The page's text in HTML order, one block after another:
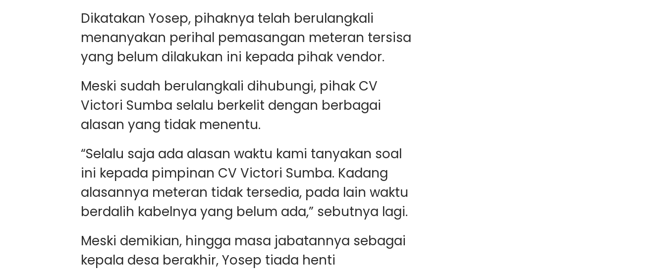
Dikatakan Yosep, pihaknya telah berulangkali
menanyakan perihal pemasangan meteran tersisa
yang belum dilakukan ini kepada pihak vendor.
Meski sudah berulangkali dihubungi, pihak CV
Victori Sumba selalu berkelit dengan berbagai
alasan yang tidak menentu.
“Selalu saja ada alasan waktu kami tanyakan soal
ini kepada pimpinan CV Victori Sumba. Kadang
alasannya meteran tidak tersedia, pada lain waktu
berdalih kabelnya yang belum ada,” sebutnya lagi.
Meski demikian, hingga masa jabatannya sebagai
kepala desa berakhir, Yosep tiada henti